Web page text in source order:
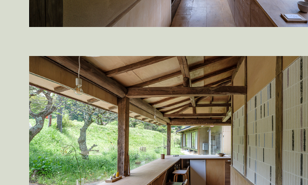
Sghr Pop-up 御殿場 Shinoda Coffee Workshops phase 1
とんかつ仙成屋
Nk さんのための家 Shさんのための家 新
Gさんのための家
Atelier for energy closet 石遊庵 待合
Mさんのための家
小湊鐵道五井駅チケットセンター Rさんの
Co-saten
LAUN-DRY 出口商店 日常こそドラマチック展 3
The Note book / Note book
Yさんのための家 cobuke coffee
Kさんのためのアパート
Tkさんのためのアパート Tさんのた